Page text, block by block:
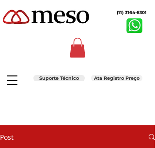
(11) 3164-6301
Suporte Técnico Ata Registro Preço
Post